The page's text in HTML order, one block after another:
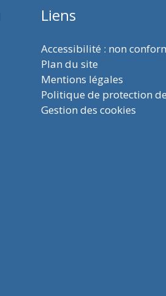
Liens
Accessibilité : non
Plan du site
Mentions légales
Politique de protection
Gestion des cookies